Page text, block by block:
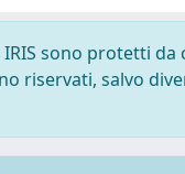
sono protetti da
riservati, salvo